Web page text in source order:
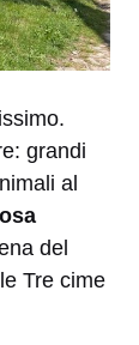
grandi
al
del
Tre cime